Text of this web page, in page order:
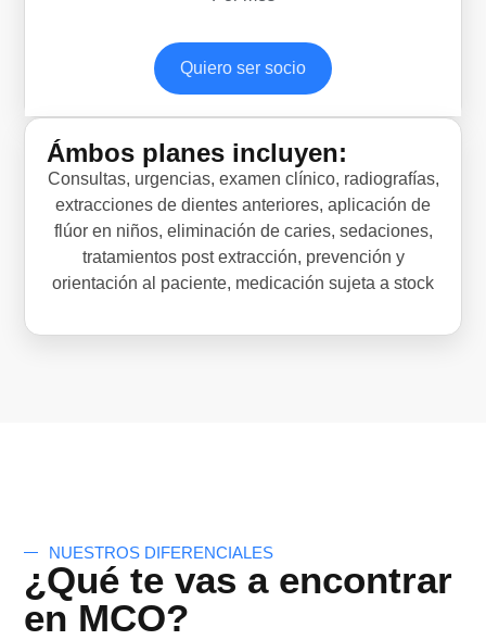
Quiero ser socio
Ámbos planes incluyen:
Consultas, urgencias, examen clínico, radiografías,
extracciones de dientes anteriores, aplicación de
flúor en niños, eliminación de caries, sedaciones,
tratamientos post extracción, prevención y
orientación al paciente, medicación sujeta a stock
NUESTROS DIFERENCIALES
¿Qué te vas a encontrar
en MCO?